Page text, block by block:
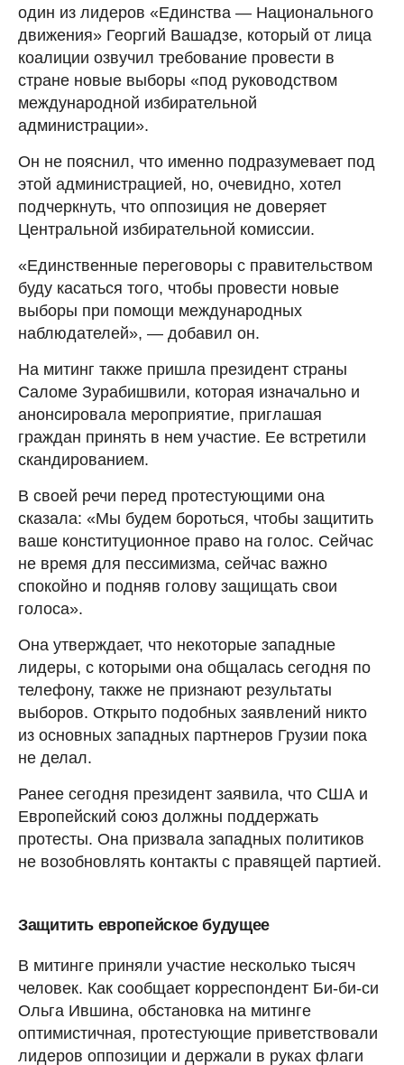
один из лидеров «Единства — Национального
движения» Георгий Вашадзе, который от лица
коалиции озвучил требование провести в
стране новые выборы «под руководством
международной избирательной
администрации».
Он не пояснил, что именно подразумевает под
этой администрацией, но, очевидно, хотел
подчеркнуть, что оппозиция не доверяет
Центральной избирательной комиссии.
«Единственные переговоры с правительством
буду касаться того, чтобы провести новые
выборы при помощи международных
наблюдателей», — добавил он.
На митинг также пришла президент страны
Саломе Зурабишвили, которая изначально и
анонсировала мероприятие, приглашая
граждан принять в нем участие. Ее встретили
скандированием.
В своей речи перед протестующими она
сказала: «Мы будем бороться, чтобы защитить
ваше конституционное право на голос. Сейчас
не время для пессимизма, сейчас важно
спокойно и подняв голову защищать свои
голоса».
Она утверждает, что некоторые западные
лидеры, с которыми она общалась сегодня по
телефону, также не признают результаты
выборов. Открыто подобных заявлений никто
из основных западных партнеров Грузии пока
не делал.
Ранее сегодня президент заявила, что США и
Европейский союз должны поддержать
протесты. Она призвала западных политиков
не возобновлять контакты с правящей партией.
Защитить европейское будущее
В митинге приняли участие несколько тысяч
человек. Как сообщает корреспондент Би-би-си
Ольга Ившина, обстановка на митинге
оптимистичная, протестующие приветствовали
лидеров оппозиции и держали в руках флаги